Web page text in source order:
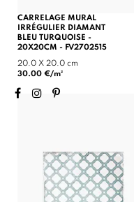
CARRELAGE MURAL
IRRÉGULIER DIAMANT
BLEU TURQUOISE -
20X20CM - FV2702515
20.0 X 20.0 cm
30.00 €/m²